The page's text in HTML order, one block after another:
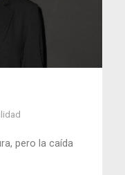
pero la caída